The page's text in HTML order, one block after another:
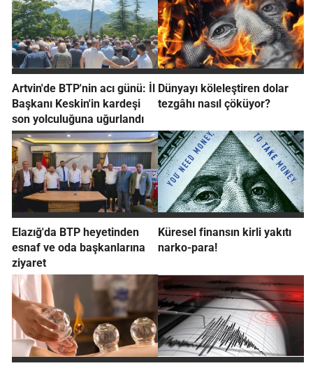
Artvin'de BTP'nin acı günü: İl
Başkanı Keskin'in kardeşi
son yolculuğuna uğurlandı
Dünyayı köleleştiren dolar
tezgâhı nasıl çöküyor?
Elazığ'da BTP heyetinden
esnaf ve oda başkanlarına
ziyaret
Küresel finansın kirli yakıtı
narko-para!